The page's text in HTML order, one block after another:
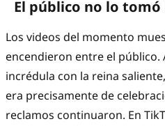
El público no lo tomó
Los videos del momento
encendieron entre el público.
incrédula con la reina
era precisamente de
reclamos continuaron. En